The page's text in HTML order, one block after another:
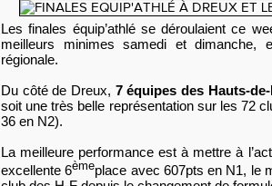
Les finales équip’athlé se déroulaient ce
meilleurs minimes samedi et
régionale.
Du côté de Dreux, 7 équipes des Hauts-
soit une très belle représentation sur les 72
36 en N2).
La meilleure performance est à mettre à
excellente 6èmeplace avec 607pts en N1, le